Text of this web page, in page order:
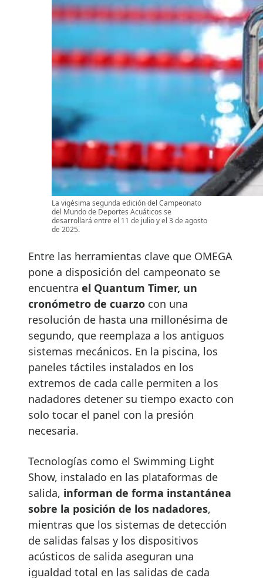
La vigésima segunda edición del Campeonato
del Mundo de Deportes Acuáticos se
desarrollará entre el 11 de julio y el 3 de agosto
de 2025.
Entre las herramientas clave que OMEGA
pone a disposición del campeonato se
encuentra el Quantum Timer, un
cronómetro de cuarzo con una
resolución de hasta una millonésima de
segundo, que reemplaza a los antiguos
sistemas mecánicos. En la piscina, los
paneles táctiles instalados en los
extremos de cada calle permiten a los
nadadores detener su tiempo exacto con
solo tocar el panel con la presión
necesaria.
Tecnologías como el Swimming Light
Show, instalado en las plataformas de
salida, informan de forma instantánea
sobre la posición de los nadadores,
mientras que los sistemas de detección
de salidas falsas y los dispositivos
acústicos de salida aseguran una
igualdad total en las salidas de cada